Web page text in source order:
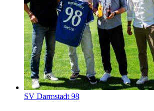
SV Darmstadt 98